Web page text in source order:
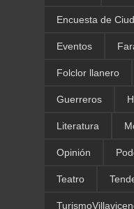
Encuesta de
Eventos
Folclor llanero
Guerreros
Literatura
Opinión
Teatro